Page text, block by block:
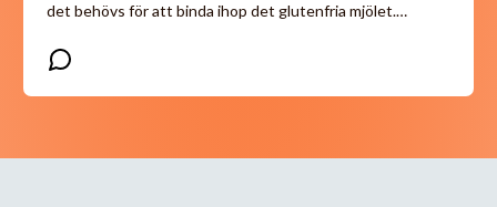
det behövs för att binda ihop det glutenfria mjölet.…